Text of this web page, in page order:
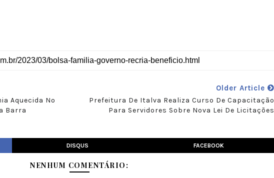
Aquecida No
Barra
Older Article
Prefeitura De Italva Realiza Curso De Capacitação
Para Servidores Sobre Nova Lei De Licitações
DISQUS FACEBOOK
NENHUM COMENTÁRIO: